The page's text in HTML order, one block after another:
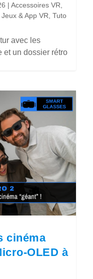
|Accessoires VR
,Jeux & App VR ,Tuto
avec les
et un dossier rétro
cinéma
OLED à